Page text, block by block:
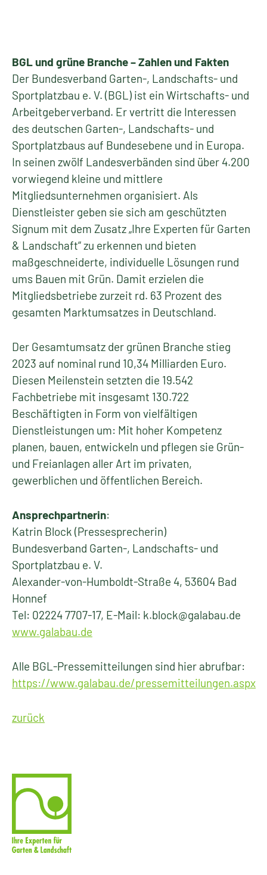
BGL und grüne Branche – Zahlen und Fakten
Der Bundesverband Garten-, Landschafts- und
Sportplatzbau e. V. (BGL) ist ein Wirtschafts- und
Arbeitgeberverband. Er vertritt die Interessen
des deutschen Garten-, Landschafts- und
Sportplatzbaus auf Bundesebene und in Europa.
In seinen zwölf Landesverbänden sind über 4.200
vorwiegend kleine und mittlere
Mitgliedsunternehmen organisiert. Als
Dienstleister geben sie sich am geschützten
Signum mit dem Zusatz „Ihre Experten für Garten
& Landschaft“ zu erkennen und bieten
maßgeschneiderte, individuelle Lösungen rund
ums Bauen mit Grün. Damit erzielen die
Mitgliedsbetriebe zurzeit rd. 63 Prozent des
gesamten Marktumsatzes in Deutschland.
Der Gesamtumsatz der grünen Branche stieg
2023 auf nominal rund 10,34 Milliarden Euro.
Diesen Meilenstein setzten die 19.542
Fachbetriebe mit insgesamt 130.722
Beschäftigten in Form von vielfältigen
Dienstleistungen um: Mit hoher Kompetenz
planen, bauen, entwickeln und pflegen sie Grün-
und Freianlagen aller Art im privaten,
gewerblichen und öffentlichen Bereich.
Ansprechpartnerin:
Katrin Block (Pressesprecherin)
Bundesverband Garten-, Landschafts- und
Sportplatzbau e. V.
Alexander-von-Humboldt-Straße 4, 53604 Bad
Honnef
Tel: 02224 7707-17, E-Mail: k.block@galabau.de
www.galabau.de
Alle BGL-Pressemitteilungen sind hier abrufbar:
https://www.galabau.de/pressemitteilungen.aspx
zurück